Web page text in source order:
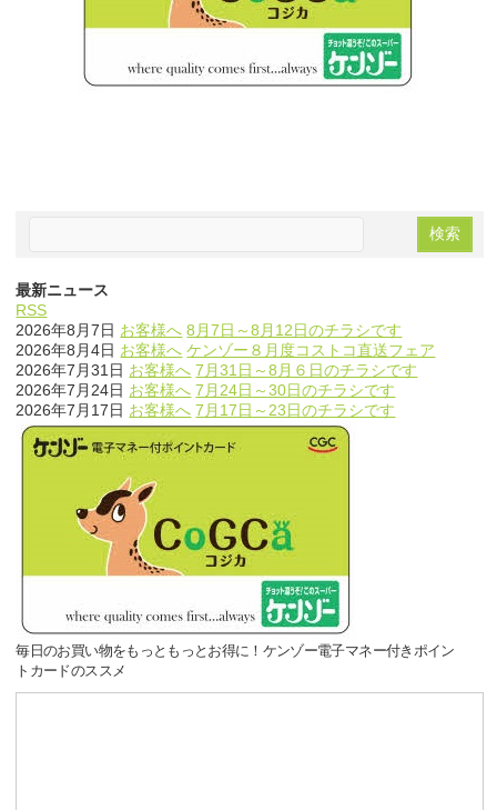
最新ニュース
RSS
2026年8月7日 お客様へ 8月7日～8月12日のチラシです
2026年8月4日 お客様へ ケンゾー８月度コストコ直送フェア
2026年7月31日 お客様へ 7月31日～8月６日のチラシです
2026年7月24日 お客様へ 7月24日～30日のチラシです
2026年7月17日 お客様へ 7月17日～23日のチラシです
毎日のお買い物をもっともっとお得に！ケンゾー電子マネー付きポイン
トカードのススメ